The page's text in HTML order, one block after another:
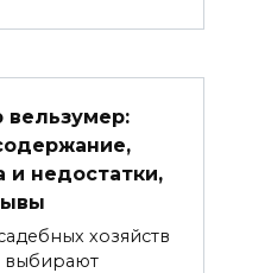
вельзумер:
и недостатки,
хозяйств
выбирают